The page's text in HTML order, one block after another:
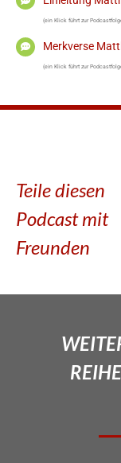
(ein Klick führt zur
Merkverse
(ein Klick führt zur
Teile diesen
Podcast mit
Freunden